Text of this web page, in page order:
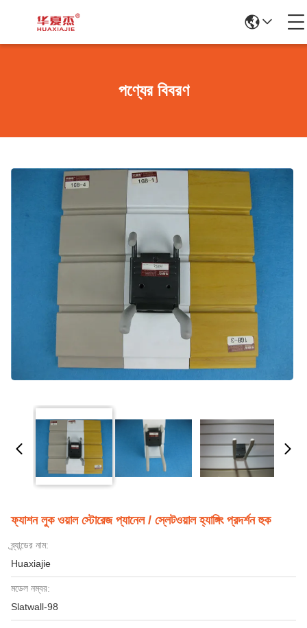
পণ্যের বিবরণ
ফ্যাশন লুক ওয়াল স্টোরেজ প্যানেল / স্লেটওয়াল হ্যাঙ্গিং প্রদর্শন হুক
ব্র্যান্ডের নাম:
Huaxiajie
মডেল নম্বর:
Slatwall-98